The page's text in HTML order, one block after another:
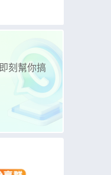
刻幫你搞